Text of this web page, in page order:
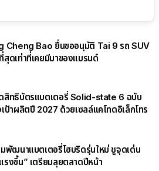
Cheng Bao ยื่นขออนุมัติ Tai 9 รถ SUV
ดเท่าที่เคยมีมาของแบรนด์
สิทธิบัตรแบตเตอรี่ Solid-state 6 ฉบับ
ป้าผลิตปี 2027 ด้วยเซลล์แคโทดอิเล็กโทร
พัฒนาแบตเตอรี่ไฮบริดรุ่นใหม่ ชูจุดเด่น
รงขึ้น” เตรียมลุยตลาดปีหน้า